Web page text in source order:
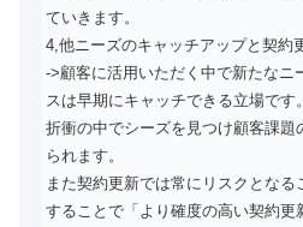
ていきます。
4,他ニーズのキャッチアップと契約
->顧客に活用いただく中で新たなニ
スは早期にキャッチできる立場で
折衝の中でシーズを見つけ顧客課
られます。
また契約更新では常にリスクとな
することで「より確度の高い契約